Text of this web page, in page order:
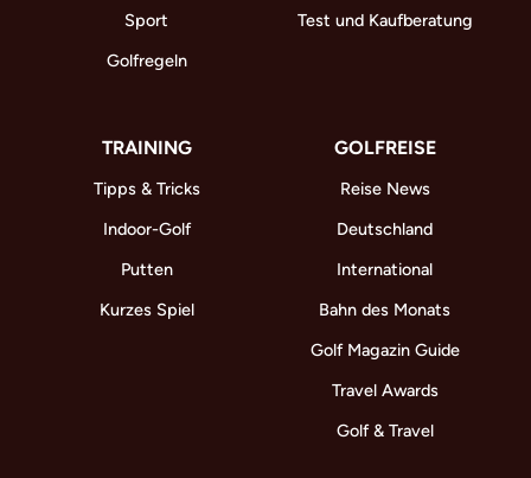
Sport
Golfregeln
Test und Kaufberatung
TRAINING
Tipps & Tricks
Indoor-Golf
Putten
Kurzes Spiel
GOLFREISE
Reise News
Deutschland
International
Bahn des Monats
Golf Magazin Guide
Travel Awards
Golf & Travel